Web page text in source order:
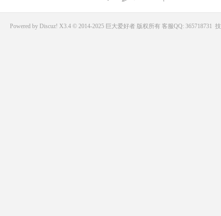
Powered by Discuz! X3.4 © 2014-2025 巨大爱好者版权所有 客服QQ: 365718731